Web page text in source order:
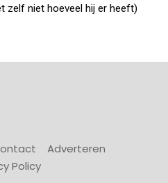
zelf niet hoeveel hij er heeft)
Adverteren
Policy